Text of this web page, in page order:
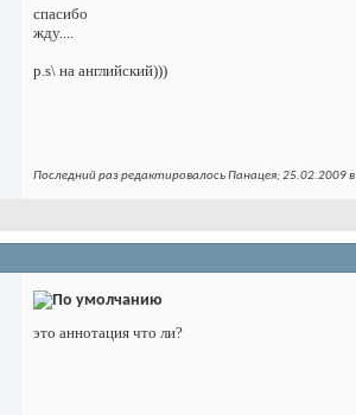
спасибо
жду....
p.s\ на английский)))
Последний раз редактировалось Панацея; 25.02.2009 в
это аннотация что ли?